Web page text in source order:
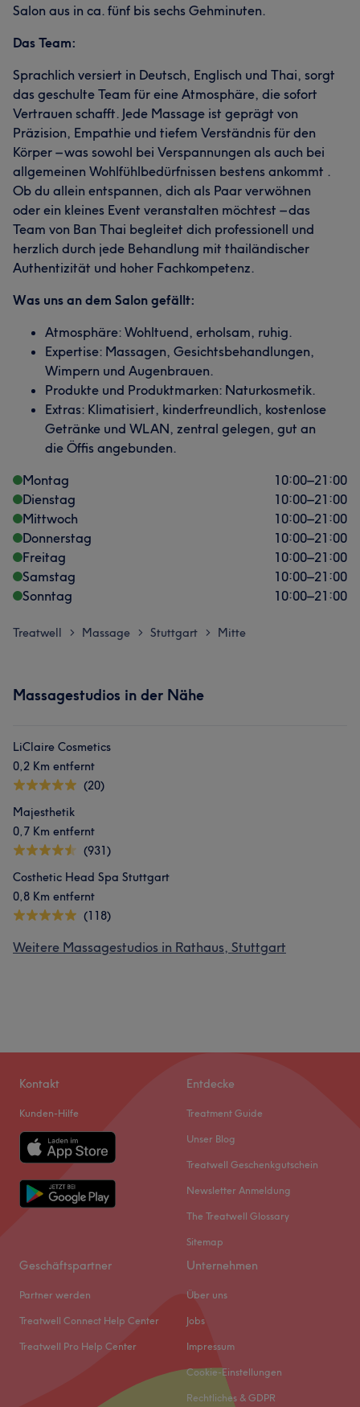
Salon aus in ca. fünf bis sechs Gehminuten.
Das Team:
Sprachlich versiert in Deutsch, Englisch und Thai, sorgt
das geschulte Team für eine Atmosphäre, die sofort
Vertrauen schafft. Jede Massage ist geprägt von
Präzision, Empathie und tiefem Verständnis für den
Körper – was sowohl bei Verspannungen als auch bei
allgemeinen Wohlfühlbedürfnissen bestens ankommt .
Ob du allein entspannen, dich als Paar verwöhnen
oder ein kleines Event veranstalten möchtest – das
Team von Ban Thai begleitet dich professionell und
herzlich durch jede Behandlung mit thailändischer
Authentizität und hoher Fachkompetenz.
Was uns an dem Salon gefällt:
Atmosphäre: Wohltuend, erholsam, ruhig.
Expertise: Massagen, Gesichtsbehandlungen,
Wimpern und Augenbrauen.
Produkte und Produktmarken: Naturkosmetik.
Extras: Klimatisiert, kinderfreundlich, kostenlose
Getränke und WLAN, zentral gelegen, gut an
die Öffis angebunden.
Montag
10:00–21:00
Dienstag
10:00–21:00
Mittwoch
10:00–21:00
Donnerstag
10:00–21:00
Freitag
10:00–21:00
Samstag
10:00–21:00
Sonntag
10:00–21:00
Treatwell > Massage > Stuttgart > Mitte
Massagestudios in der Nähe
LiClaire Cosmetics
0,2 Km entfernt
(20)
Majesthetik
0,7 Km entfernt
(931)
Costhetic Head Spa Stuttgart
0,8 Km entfernt
(118)
Weitere Massagestudios in Rathaus, Stuttgart
Kontakt
Kunden-Hilfe
Entdecke
Treatment Guide
Unser Blog
Treatwell Geschenkgutschein
Newsletter Anmeldung
The Treatwell Glossary
Sitemap
Geschäftspartner
Partner werden
Treatwell Connect Help Center
Treatwell Pro Help Center
Unternehmen
Über uns
Jobs
Impressum
Cookie-Einstellungen
Rechtliches & GDPR